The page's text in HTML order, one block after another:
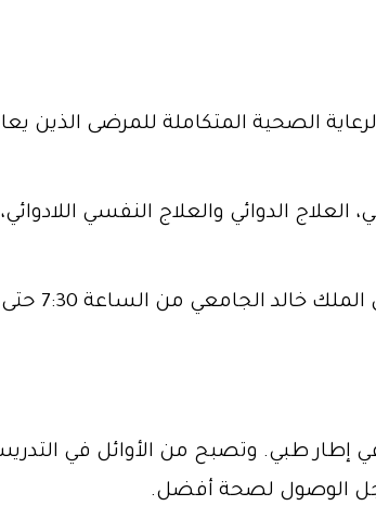
الصحية المتكاملة للمرضى الذين
الدوائي والعلاج النفسي
من الساعة 7:30 حتى 04:00عصرًا.
إطار طبي. وتصبح من الأوائل في
الوصول لصحة أفضل.